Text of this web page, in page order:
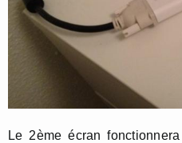
Le 2ème écran